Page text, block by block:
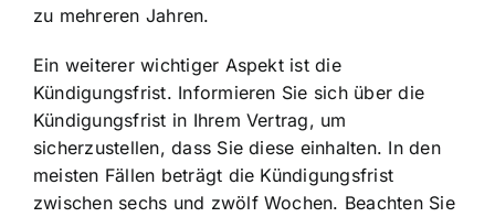
zu mehreren Jahren.
Ein weiterer wichtiger Aspekt ist die
Kündigungsfrist. Informieren Sie sich über die
Kündigungsfrist in Ihrem Vertrag, um
sicherzustellen, dass Sie diese einhalten. In den
meisten Fällen beträgt die Kündigungsfrist
zwischen sechs und zwölf Wochen. Beachten Sie